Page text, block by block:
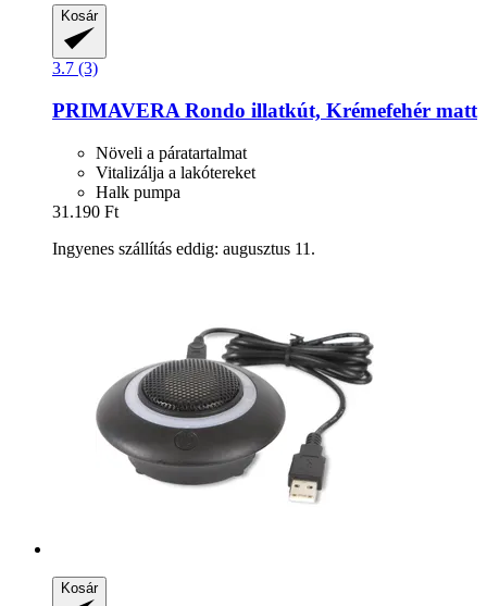
Kosár
3.7 (3)
PRIMAVERA Rondo illatkút, Krémefehér matt
Növeli a páratartalmat
Vitalizálja a lakótereket
Halk pumpa
31.190 Ft
Ingyenes szállítás eddig: augusztus 11.
Kosár